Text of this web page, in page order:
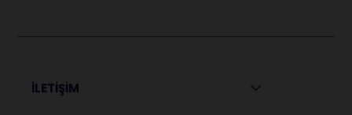
İLETİŞİM